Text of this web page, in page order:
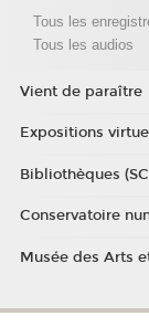
Tous les
Tous les audios
Vient de paraître
Expositions
Bibliothèques
Conservatoire
Musée des Arts